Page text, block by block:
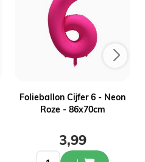
Folieballon Cijfer 6 - Neon
Roze - 86x70cm
3,99